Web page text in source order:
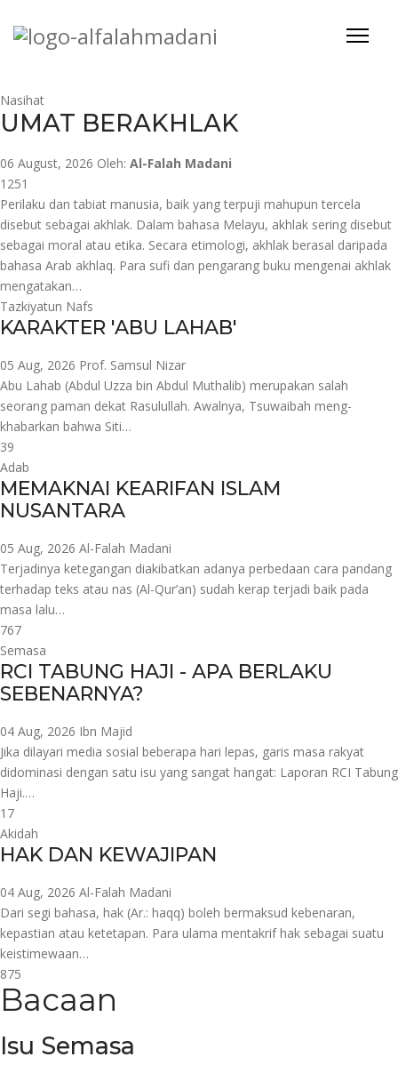
Nasihat
UMAT BERAKHLAK
06 August, 2026 Oleh: Al-Falah Madani
1251
Perilaku dan tabiat manusia, baik yang terpuji mahupun tercela
disebut sebagai akhlak. Dalam bahasa Melayu, akhlak sering disebut
sebagai moral atau etika. Secara etimologi, akhlak berasal daripada
bahasa Arab akhlaq. Para sufi dan pengarang buku mengenai akhlak
mengatakan…
Tazkiyatun Nafs
KARAKTER 'ABU LAHAB'
05 Aug, 2026 Prof. Samsul Nizar
Abu Lahab (Abdul Uzza bin Abdul Muthalib) merupakan salah
seorang paman dekat Rasulullah. Awalnya, Tsuwaibah meng-
khabarkan bahwa Siti…
39
Adab
MEMAKNAI KEARIFAN ISLAM
NUSANTARA
05 Aug, 2026 Al-Falah Madani
Terjadinya ketegangan diakibatkan adanya perbedaan cara pandang
terhadap teks atau nas (Al-Qur’an) sudah kerap terjadi baik pada
masa lalu…
767
Semasa
RCI TABUNG HAJI - APA BERLAKU
SEBENARNYA?
04 Aug, 2026 Ibn Majid
Jika dilayari media sosial beberapa hari lepas, garis masa rakyat
didominasi dengan satu isu yang sangat hangat: Laporan RCI Tabung
Haji.…
17
Akidah
HAK DAN KEWAJIPAN
04 Aug, 2026 Al-Falah Madani
Dari segi bahasa, hak (Ar.: haqq) boleh bermaksud kebenaran,
kepastian atau ketetapan. Para ulama mentakrif hak sebagai suatu
keistimewaan…
875
Bacaan
Isu Semasa